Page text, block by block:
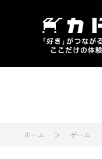
ホーム ゲーム